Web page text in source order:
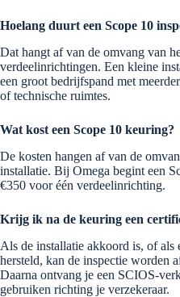
Hoelang duurt een Scope 10
Dat hangt af van de omvang van
verdeelinrichtingen. Een kleine
een groot bedrijfspand met
of technische ruimtes.
Wat kost een Scope 10 keuring?
De kosten hangen af van de
installatie. Bij Omega begint een
€350 voor één verdeelinrichting.
Krijg ik na de keuring een
Als de installatie akkoord is, of als
hersteld, kan de inspectie worden
Daarna ontvang je een SCIOS-
gebruiken richting je verzekeraar.